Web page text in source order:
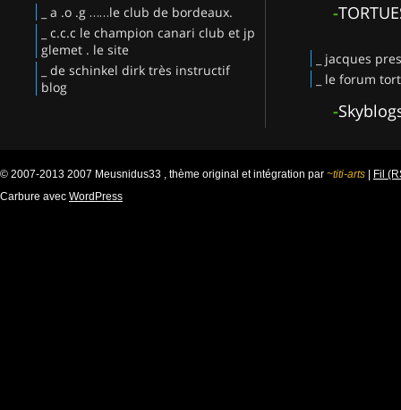
_ a .o .g ……le club de bordeaux.
_ c.c.c le champion canari club et jp
glemet . le site
_ de schinkel dirk très instructif
blog
-
_ jacques
_ le forum
-
© 2007-2013 2007 Meusnidus33 , thème original et intégration par ~titi-arts | Fil
Carbure avec WordPress